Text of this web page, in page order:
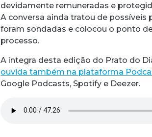
devidamente remuneradas e
A conversa ainda tratou de
foram sondadas e colocou o ponto
processo.
A íntegra desta edição do Prato do
ouvida também na plataforma
Google Podcasts, Spotify e Deezer.